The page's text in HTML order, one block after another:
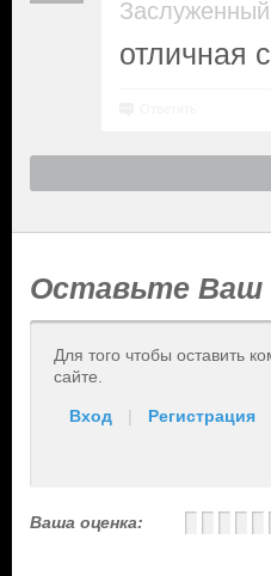
отличная
Оставьте Ваш
Для того чтобы оставить
сайте.
Вход | Регистрация
Ваша оценка: